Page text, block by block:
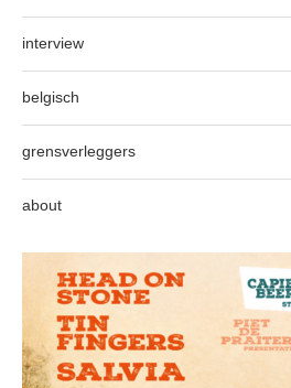
interview
belgisch
grensverleggers
about